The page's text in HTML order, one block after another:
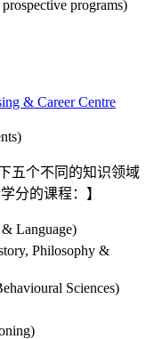
programs)
& Career Centre
五个不同的知识领域
分的课程：】
Language)
Philosophy &
Sciences)